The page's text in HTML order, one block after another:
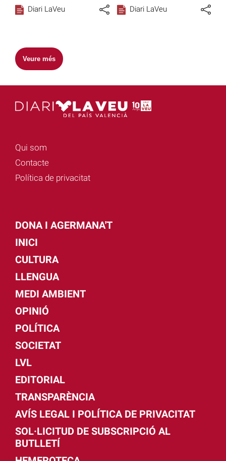
Diari LaVeu Diari LaVeu
Veure més
Qui som
Contacte
Política de privacitat
DONA I AGERMANA'T
INICI
CULTURA
LLENGUA
MEDI AMBIENT
OPINIÓ
POLÍTICA
SOCIETAT
LVL
EDITORIAL
TRANSPARÈNCIA
AVÍS LEGAL I POLÍTICA DE PRIVACITAT
SOL·LICITUD DE SUBSCRIPCIÓ AL
BUTLLETÍ